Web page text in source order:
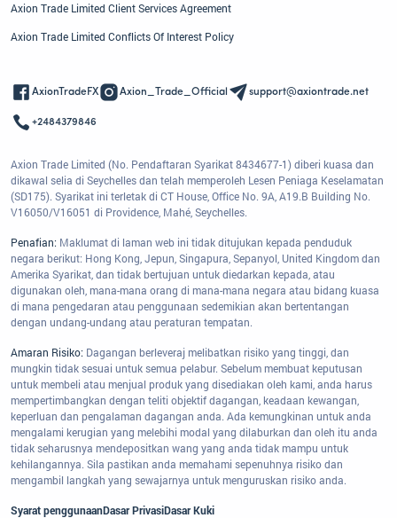
Axion Trade Limited Client Services Agreement
Axion Trade Limited Conflicts Of Interest Policy
AxionTradeFX Axion_Trade_Official support@axiontrade.net
+2484379846
Axion Trade Limited (No. Pendaftaran Syarikat 8434677-1) diberi kuasa dan
dikawal selia di Seychelles dan telah memperoleh Lesen Peniaga Keselamatan
(SD175). Syarikat ini terletak di CT House, Office No. 9A, A19.B Building No.
V16050/V16051 di Providence, Mahé, Seychelles.
Penafian: Maklumat di laman web ini tidak ditujukan kepada penduduk
negara berikut: Hong Kong, Jepun, Singapura, Sepanyol, United Kingdom dan
Amerika Syarikat, dan tidak bertujuan untuk diedarkan kepada, atau
digunakan oleh, mana-mana orang di mana-mana negara atau bidang kuasa
di mana pengedaran atau penggunaan sedemikian akan bertentangan
dengan undang-undang atau peraturan tempatan.
Amaran Risiko: Dagangan berleveraj melibatkan risiko yang tinggi, dan
mungkin tidak sesuai untuk semua pelabur. Sebelum membuat keputusan
untuk membeli atau menjual produk yang disediakan oleh kami, anda harus
mempertimbangkan dengan teliti objektif dagangan, keadaan kewangan,
keperluan dan pengalaman dagangan anda. Ada kemungkinan untuk anda
mengalami kerugian yang melebihi modal yang dilaburkan dan oleh itu anda
tidak seharusnya mendepositkan wang yang anda tidak mampu untuk
kehilangannya. Sila pastikan anda memahami sepenuhnya risiko dan
mengambil langkah yang sewajarnya untuk menguruskan risiko anda.
Syarat penggunaanDasar PrivasiDasar Kuki